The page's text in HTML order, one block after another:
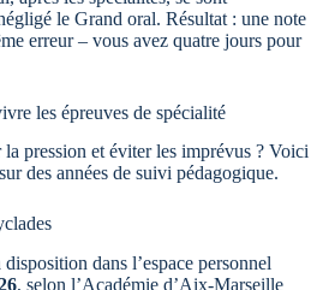
le Grand oral. Résultat : une note
erreur – vous avez quatre jours pour
les épreuves de spécialité
pression et éviter les imprévus ? Voici
des années de suivi pédagogique.
dans l’espace personnel
, selon l’Académie d’Aix-Marseille